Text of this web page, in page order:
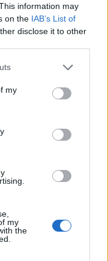
information may
on the IAB’s List of
disclose it to other
one or more Google
You may click to
third-party tags to
in below Google
my
my
the
σορός του
το λαϊκό
συνθέτη δεν